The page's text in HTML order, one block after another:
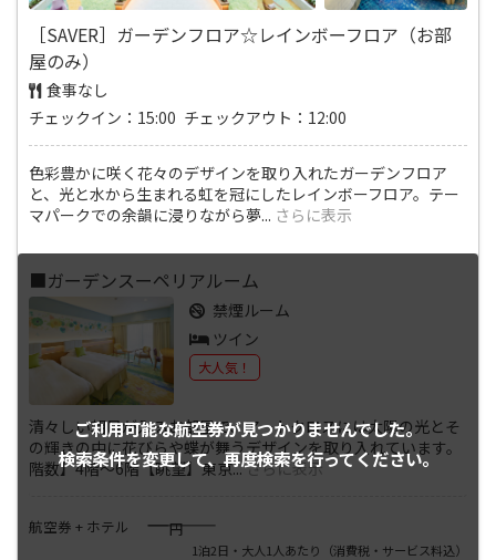
［SAVER］ガーデンフロア☆レインボーフロア（お部
屋のみ）
食事なし
チェックイン：15:00 チェックアウト：12:00
色彩豊かに咲く花々のデザインを取り入れたガーデンフロア
と、光と水から生まれる虹を冠にしたレインボーフロア。テー
マパークでの余韻に浸りながら夢... さらに表示
ご利用可能な航空券が見つかりませんでした。
検索条件を変更して、再度検索を行ってください。
■ガーデンスーペリアルーム
禁煙ルーム
ツイン
大人気！
清々しい朝日が入るお部屋で、アートクロスには太陽の光とそ
の輝きの中に花びらや蝶が舞うデザインを取り入れています。
階数】4階～6階【眺望】東京...さらに表示
航空券 + ホテル ――――円
1泊2日・大人1人あたり （消費税・サービス料込）